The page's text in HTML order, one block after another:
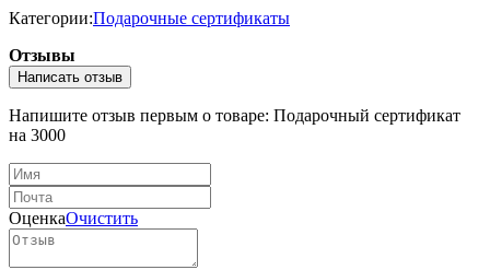
Категории:Подарочные сертификаты
Отзывы
Написать отзыв
Напишите отзыв первым о товаре: Подарочный сертификат
на 3000
ОценкаОчистить